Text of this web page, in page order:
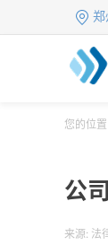
郑
您的位置
公
来源: 法